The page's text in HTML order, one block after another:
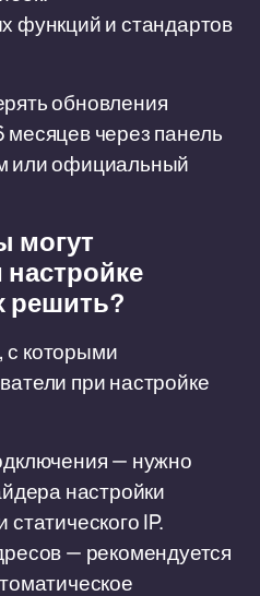
функций и стандартов
обновления
через панель
или официальный
могут
настройке
решить?
которыми
при настройке
— нужно
настройки
статического IP.
— рекомендуется